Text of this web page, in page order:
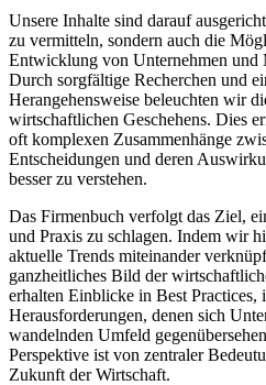
Unsere Inhalte sind darauf
zu vermitteln, sondern auch die
Entwicklung von Unternehmen und
Durch sorgfältige Recherchen und
Herangehensweise beleuchten wir
wirtschaftlichen Geschehens. Dies
oft komplexen Zusammenhänge
Entscheidungen und deren
besser zu verstehen.
Das Firmenbuch verfolgt das Ziel,
und Praxis zu schlagen. Indem wir
aktuelle Trends miteinander
ganzheitliches Bild der
erhalten Einblicke in Best Practices,
Herausforderungen, denen sich
wandelnden Umfeld
Perspektive ist von zentraler
Zukunft der Wirtschaft.